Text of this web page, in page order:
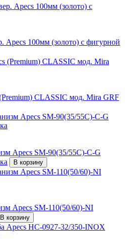
Apecs 100мм (золото) с фигурной
CLASSIC мод. Mira GRF
Apecs SM-90(35/55C)-C-G
В корзину
Apecs SM-110(50/60)-NI
В корзину